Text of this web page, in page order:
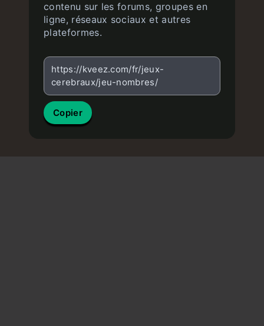
contenu sur les forums, groupes en
ligne, réseaux sociaux et autres
plateformes.
https://kveez.com/fr/jeux-
cerebraux/jeu-nombres/
Copier